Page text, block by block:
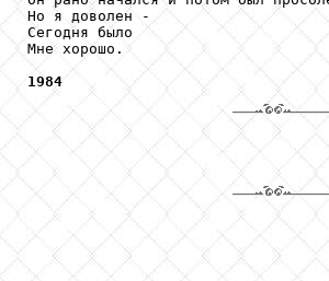
Но я доволен -
Сегодня было
Мне хорошо.
1984